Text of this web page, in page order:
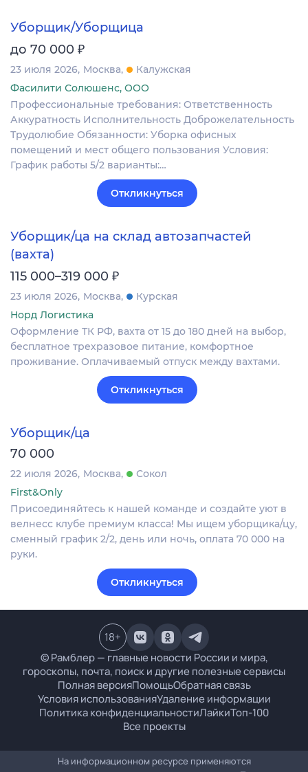
Уборщик/Уборщица
до 70 000 ₽
23 июля 2026 Москва
Калужская
Фасилити Солюшенс, ООО
Профессиональные требования: Ответственность
Аккуратность Исполнительность Доброжелательность
Трудолюбие Обязанности: Уборка офисных
помещений и мест общего пользования Условия:
График работы 5/2 варианты:…
Откликнуться
Уборщик/ца на склад автозапчастей
(вахта)
115 000–319 000 ₽
23 июля 2026 Москва
Курская
Норд Логистика
Оформление ТК РФ, вахта от 15 до 180 дней на выбор,
бесплатное трехразовое питание, комфортное
проживание. Оплачиваемый отпуск между вахтами.
Откликнуться
Уборщик/ца
70 000
22 июля 2026 Москва
Сокол
First&Only
Присоединяйтесь к нашей команде и создайте уют в
велнесс клубе премиум класса! Мы ищем уборщика/цу,
сменный график 2/2, день или ночь, оплата 70 000 на
руки.
Откликнуться
© Рамблер — главные новости России и мира,
гороскопы, почта, поиск и другие полезные сервисы
Полная версияПомощьОбратная связь
Условия использованияУдаление информации
Политика конфиденциальностиЛайкиТоп-100
Все проекты
18+
На информационном ресурсе применяются